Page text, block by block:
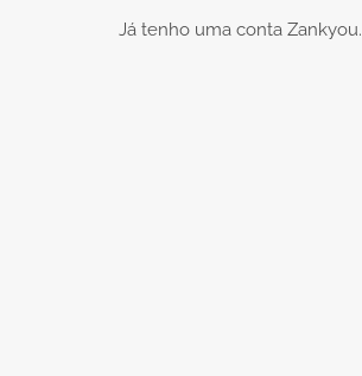
Já tenho uma conta Zankyou.